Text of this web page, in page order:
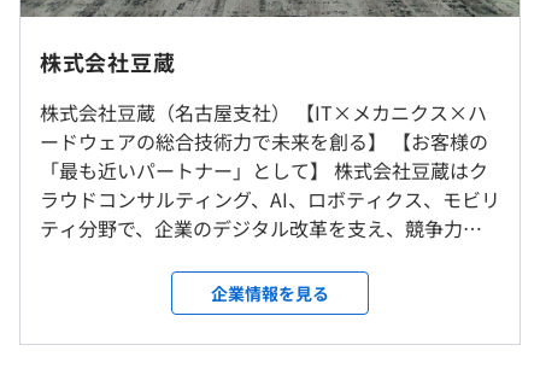
・教育専門の部署あり（40年に及ぶ育成ノウハウがあり
ます）
・資格取得支援制度、研修、社内勉強会あり
・OJTでの育成に定評あり（プロジェクト内で着実にスキ
ルアップが可能です）
お客様先もしくは本社・刈谷事業所での勤務となります。
※愛知県（主に刈谷市、安城市、名古屋市など）、静岡県
（浜松市・磐田市）
※転居を伴う転勤はありません
就業場所の変更範囲
＜雇入時＞
本社、クライアント先、または自宅
会社の定める場所（テレワークを行う場所を含む）
※フレックスタイム制度あり
休憩時間：12:00〜13:00（60分）
平均残業時間：平均10-20時間／月
株式会社豆蔵
株式会社豆蔵（名古屋支社） 【IT×メカニクス×ハ
ードウェアの総合技術力で未来を創る】 【お客様の
「最も近いパートナー」として】 株式会社豆蔵はク
ラウドコンサルティング、AI、ロボティクス、モビリ
ティ分野で、企業のデジタル改革を支え、競争力強
など、プライム市場に上場している企業が中心。 東
海エリアではモビリティ事業を軸に、自動車・船舶
メーカーや部品メーカーと長期的な信頼関係を構築
企業情報を見る